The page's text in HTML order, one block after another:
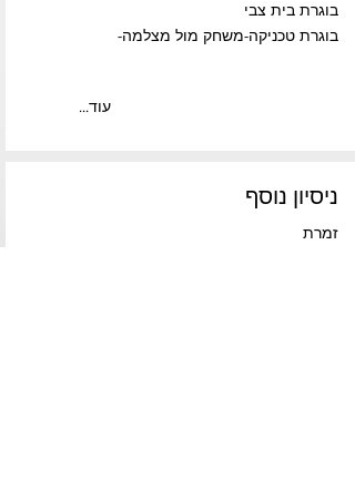
בוגרת בית צבי
בוגרת טכניקה-משחק מול מצלמה-
...עוד
ניסיון נוסף
זמרת